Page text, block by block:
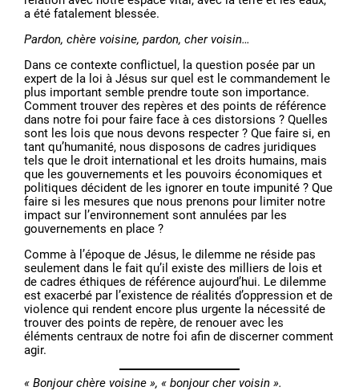
a été fatalement blessée.
Pardon, chère voisine, pardon, cher voisin…
Dans ce contexte conflictuel, la question posée par un
expert de la loi à Jésus sur quel est le commandement le
plus important semble prendre toute son importance.
Comment trouver des repères et des points de référence
dans notre foi pour faire face à ces distorsions ? Quelles
sont les lois que nous devons respecter ? Que faire si, en
tant qu’humanité, nous disposons de cadres juridiques
tels que le droit international et les droits humains, mais
que les gouvernements et les pouvoirs économiques et
politiques décident de les ignorer en toute impunité ? Que
faire si les mesures que nous prenons pour limiter notre
impact sur l’environnement sont annulées par les
gouvernements en place ?
Comme à l’époque de Jésus, le dilemme ne réside pas
seulement dans le fait qu’il existe des milliers de lois et
de cadres éthiques de référence aujourd’hui. Le dilemme
est exacerbé par l’existence de réalités d’oppression et de
violence qui rendent encore plus urgente la nécessité de
trouver des points de repère, de renouer avec les
éléments centraux de notre foi afin de discerner comment
agir.
« Bonjour chère voisine », « bonjour cher voisin ».